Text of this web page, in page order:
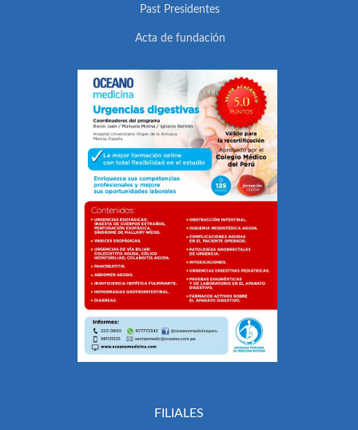
Past Presidentes
Acta de fundación
FILIALES